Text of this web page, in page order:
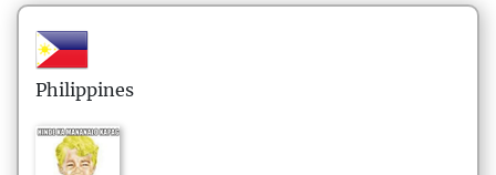
Philippines